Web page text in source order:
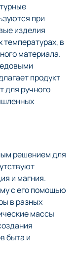
при
изделия
температурах, в
материала.
продукт
для ручного
решением для
и магния.
с его помощью
в разных
массы
быта и